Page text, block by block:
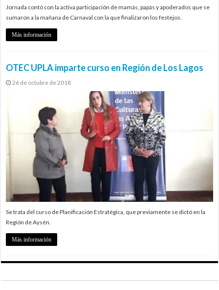
Jornada contó con la activa participación de mamás, papás y apoderados que se
sumaron a la mañana de Carnaval con la que finalizaron los festejos.
Más información
OTEC UPLA imparte curso en Región de Los Lagos
26 de octubre de 2018
Se trata del curso de Planificación Estratégica, que previamente se dictó en la
Región de Aysén.
Más información